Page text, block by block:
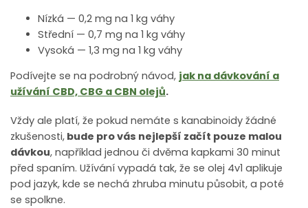
Nízká — 0,2 mg na 1 kg váhy
Střední — 0,7 mg na 1 kg váhy
Vysoká — 1,3 mg na 1 kg váhy
Podívejte se na podrobný návod, jak na dávkování a
užívání CBD, CBG a CBN olejů.
Vždy ale platí, že pokud nemáte s kanabinoidy žádné
zkušenosti, bude pro vás nejlepší začít pouze malou
dávkou, například jednou či dvěma kapkami 30 minut
před spaním. Užívání vypadá tak, že se olej 4v1 aplikuje
pod jazyk, kde se nechá zhruba minutu působit, a poté
se spolkne.